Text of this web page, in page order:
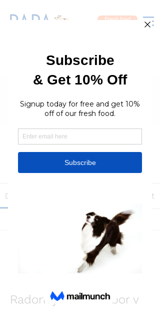
Fresh food
Groups
RaraPetcare Group
Public · 396 members
Join
Discussion About
December 11, 2023
[[[prenos v živo-]]] Kalcer
Radomlje NK Maribor v